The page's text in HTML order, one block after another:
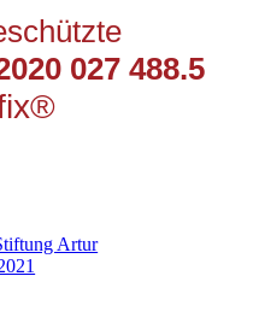
027 488.5
Artur